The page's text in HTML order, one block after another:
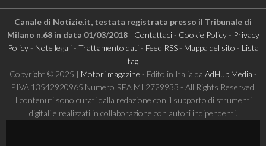
Canale di Notizie.it, testata registrata presso il Tribunale di
Milano n.68 in data 01/03/2018| Contattaci- Cookie Policy- Privacy
Policy- Note legali- Trattamento dati- Feed RSS- Mappa del sito - Lista
tag
Copyright © 2025 | Motori magazine - Edito in Italia da AdHub Media -
P.IVA 13542920965 Numero REA MI 2729933 - All Rights Reserved.
I contenuti sono curati dalla redazione con il supporto di strumenti
digitali e realizzati in collaborazione con autori indipendenti.